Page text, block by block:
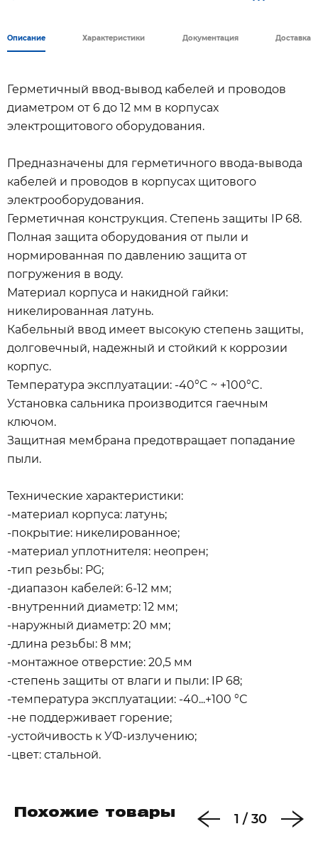
Описание Характеристики Документация Доставка
Герметичный ввод-вывод кабелей и проводов
диаметром от 6 до 12 мм в корпусах
электрощитового оборудования.
Предназначены для герметичного ввода-вывода
кабелей и проводов в корпусах щитового
электрооборудования.
Герметичная конструкция. Степень защиты IP 68.
Полная защита оборудования от пыли и
нормированная по давлению защита от
погружения в воду.
Материал корпуса и накидной гайки:
никелированная латунь.
Кабельный ввод имеет высокую степень защиты,
долговечный, надежный и стойкий к коррозии
корпус.
Температура эксплуатации: -40°C ~ +100°C.
Установка сальника производится гаечным
ключом.
Защитная мембрана предотвращает попадание
пыли.
Технические характеристики:
-материал корпуса: латунь;
-покрытие: никелированное;
-материал уплотнителя: неопрен;
-тип резьбы: PG;
-диапазон кабелей: 6-12 мм;
-внутренний диаметр: 12 мм;
-наружный диаметр: 20 мм;
-длина резьбы: 8 мм;
-монтажное отверстие: 20,5 мм
-степень защиты от влаги и пыли: IP 68;
-температура эксплуатации: -40...+100 °С
-не поддерживает горение;
-устойчивость к УФ-излучению;
-цвет: стальной.
Похожие товары 1 / 30